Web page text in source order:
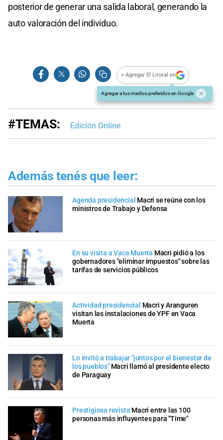
posterior de generar una salida laboral, generando la
auto valoración del individuo.
+ Agregar El Litoral en
Agregar a tus medios preferidos en Google
#TEMAS: Edición Online
Además tenés que leer:
Agenda presidencial Macri se reúne con los
ministros de Trabajo y Defensa
En su visita a Vaca Muerta Macri pidió a los
gobernadores "eliminar impuestos" sobre las
tarifas de servicios públicos
Actividad presidencial Macri y Aranguren
visitan las instalaciones de YPF en Vaca
Muerta
Lo invitó a trabajar "juntos por el bienestar de
los pueblos" Macri llamó al presidente electo
de Paraguay
Prestigiosa revista Macri entre las 100
personas más influyentes para "Time"